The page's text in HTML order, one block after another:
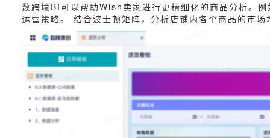
数跨境BI可以帮助Wish卖家进行更精细化的商品分析。
运营策略。 结合波士顿矩阵，分析店铺内各个商品的市